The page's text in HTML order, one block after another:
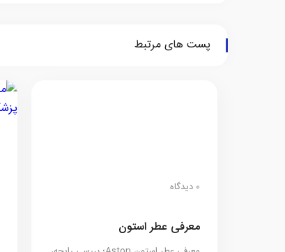
پست های مرتبط
0 دیدگاه
معرفی عطر استون